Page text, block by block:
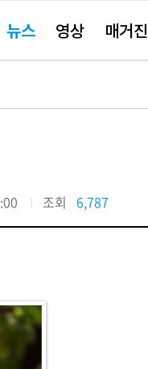
요뉴스 영상 매거진
조회 6,787